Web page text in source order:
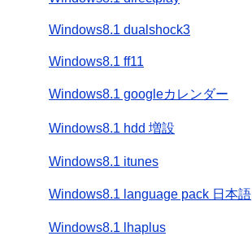
Windows8.1 dualshock3
Windows8.1 ff11
Windows8.1 googleカレンダー
Windows8.1 hdd 増設
Windows8.1 itunes
Windows8.1 language pack 日本語
Windows8.1 lhaplus